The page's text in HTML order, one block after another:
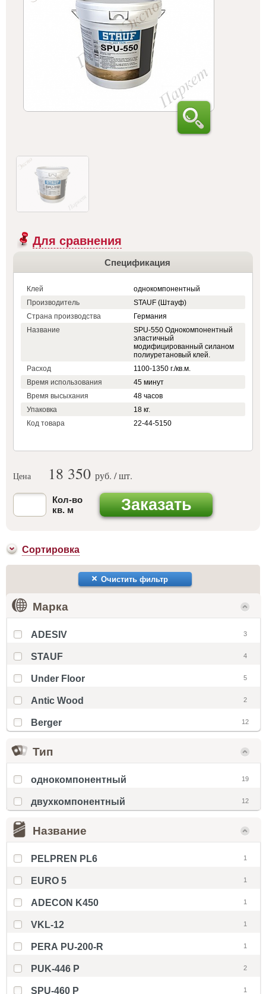
Для сравнения
Спецификация
Клей
однокомпонентный
Производитель
STAUF (Штауф)
Страна производства
Германия
Название
SPU-550 Однокомпонентный
эластичный
модифицированный силаном
полиуретановый клей.
Расход
1100-1350 г./кв.м.
Время использования
45 минут
Время высыхания
48 часов
Упаковка
18 кг.
Код товара
22-44-5150
Цена 18 350 руб. / шт.
Кол-во
кв. м
Заказать
Сортировка
Очистить фильтр
Марка
ADESIV 3
STAUF 4
Under Floor 5
Antic Wood 2
Berger 12
Тип
однокомпонентный 19
двухкомпонентный 12
Название
PELPREN PL6 1
EURO 5 1
ADECON K450 1
VKL-12 1
PERA PU-200-R 1
PUK-446 P 2
SPU-460 P 1